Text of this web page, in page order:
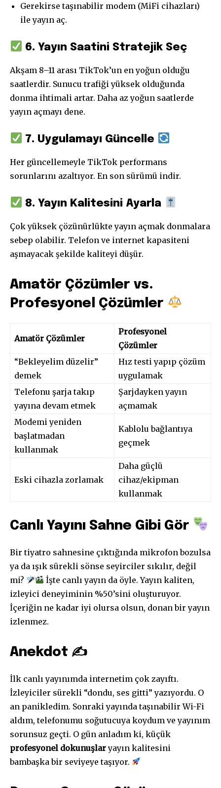
Gerekirse taşınabilir modem (MiFi cihazları)
ile yayın aç.
6. Yayın Saatini Stratejik Seç
Akşam 8–11 arası TikTok’un en yoğun olduğu
saatlerdir. Sunucu trafiği yüksek olduğunda
donma ihtimali artar. Daha az yoğun saatlerde
yayın açmayı dene.
7. Uygulamayı Güncelle
Her güncellemeyle TikTok performans
sorunlarını azaltıyor. En son sürümü indir.
8. Yayın Kalitesini Ayarla
Çok yüksek çözünürlükte yayın açmak donmalara
sebep olabilir. Telefon ve internet kapasiteni
aşmayacak şekilde kaliteyi düşür.
Amatör Çözümler vs.
Profesyonel Çözümler
Amatör Çözümler
Profesyonel
Çözümler
“Bekleyelim düzelir”
demek
Hız testi yapıp çözüm
uygulamak
Telefonu şarja takıp
yayına devam etmek
Şarjdayken yayın
açmamak
Modemi yeniden
başlatmadan
kullanmak
Kablolu bağlantıya
geçmek
Eski cihazla zorlamak
Daha güçlü
cihaz/ekipman
kullanmak
Canlı Yayını Sahne Gibi Gör
Bir tiyatro sahnesine çıktığında mikrofon bozulsa
ya da ışık sürekli sönse seyirciler sıkılır, değil
mi?
İşte canlı yayın da öyle. Yayın kaliten,
izleyici deneyiminin %50’sini oluşturuyor.
İçeriğin ne kadar iyi olursa olsun, donan bir yayın
izlenmez.
Anekdot ✍️
İlk canlı yayınımda internetim çok zayıftı.
İzleyiciler sürekli “dondu, ses gitti” yazıyordu. O
an panikledim. Sonraki yayında taşınabilir Wi-Fi
aldım, telefonumu soğutucuya koydum ve yayınım
sorunsuz geçti. O gün anladım ki, küçük
profesyonel dokunuşlaryayın kalitesini
bambaşka bir seviyeye taşıyor.